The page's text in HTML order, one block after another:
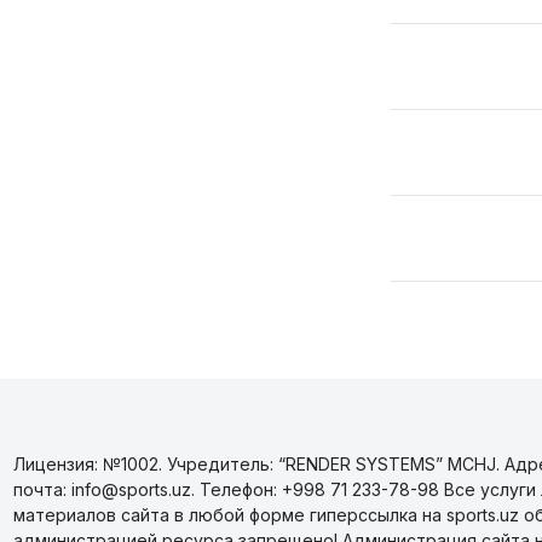
Лицензия: №1002. Учредитель: “RENDER SYSTEMS” MCHJ.
почта: info@sports.uz. Телефон: +998 71 233-78-98 Все
материалов сайта в любой форме гиперссылка на sports.uz